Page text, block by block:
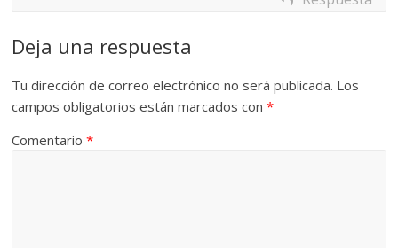
Deja una respuesta
Tu dirección de correo electrónico no será publicada. Los
campos obligatorios están marcados con*
Comentario*